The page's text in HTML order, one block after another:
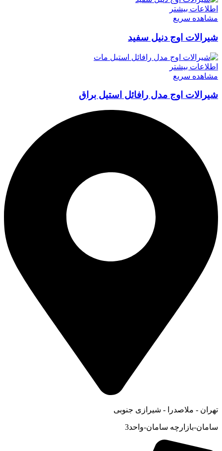
اطلاعات بیشتر
مشاهده سریع
شیرالات اوج دنیل سفید
اطلاعات بیشتر
مشاهده سریع
شیرالات اوج مدل رافائل استیل براق
تهران - ملاصدرا - شیرازی جنوبی
سامان-بازارچه سامان-واحد3